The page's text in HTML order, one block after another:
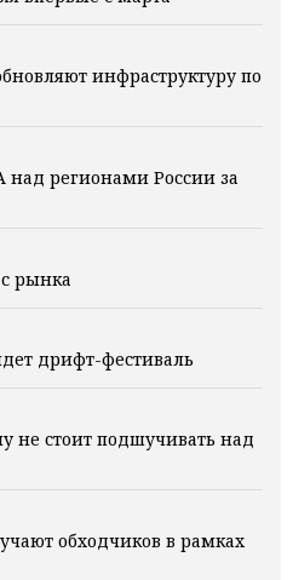
инфраструктуру по
регионами России за
рынка
дрифт-фестиваль
не стоит подшучивать над
обходчиков в рамках